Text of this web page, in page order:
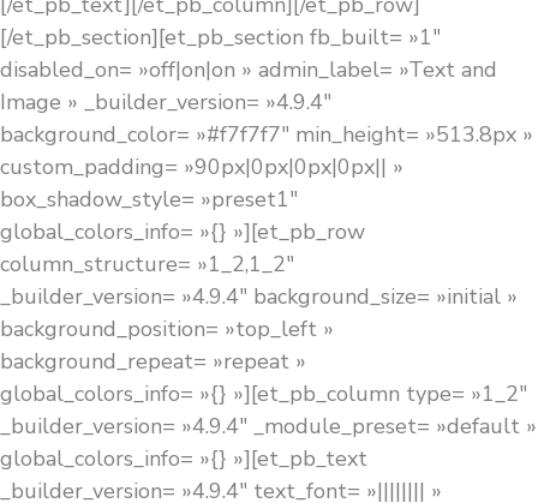
[/et_pb_section][et_pb_section fb_built= »1″
disabled_on= »off|on|on » admin_label= »Text and
Image » _builder_version= »4.9.4″
background_color= »#f7f7f7″ min_height= »513.8px »
custom_padding= »90px|0px|0px|0px|| »
box_shadow_style= »preset1″
global_colors_info= »{} »][et_pb_row
column_structure= »1_2,1_2″
_builder_version= »4.9.4″ background_size= »initial »
background_position= »top_left »
background_repeat= »repeat »
global_colors_info= »{} »][et_pb_column type= »1_2″
_builder_version= »4.9.4″ _module_preset= »default »
global_colors_info= »{} »][et_pb_text
_builder_version= »4.9.4″ text_font= »|||||||| »